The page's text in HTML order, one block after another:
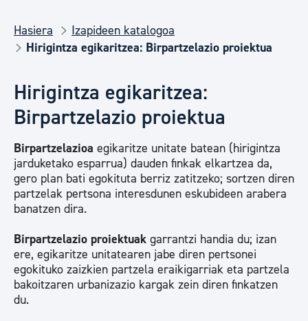
Hasiera
Izapideen katalogoa
Hirigintza egikaritzea: Birpartzelazio proiektua
Hirigintza egikaritzea:
Birpartzelazio proiektua
Birpartzelazioa egikaritze unitate batean (hirigintza
jarduketako esparrua) dauden finkak elkartzea da,
gero plan bati egokituta berriz zatitzeko; sortzen diren
partzelak pertsona interesdunen eskubideen arabera
banatzen dira.
Birpartzelazio proiektuak garrantzi handia du; izan
ere, egikaritze unitatearen jabe diren pertsonei
egokituko zaizkien partzela eraikigarriak eta partzela
bakoitzaren urbanizazio kargak zein diren finkatzen
du.